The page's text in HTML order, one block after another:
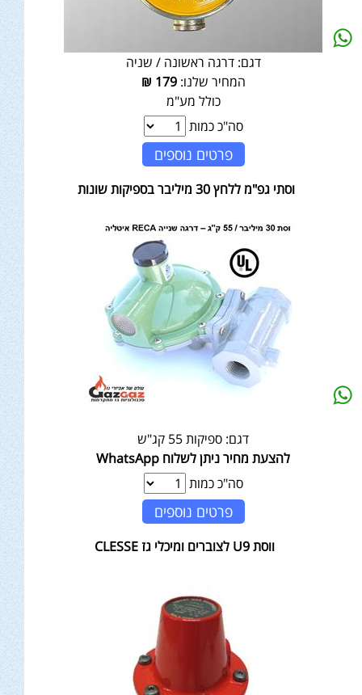
דגם: דרגה ראשונה / שניה
המחיר שלנו:179
₪
כולל מע"מ
סה"כ כמות
פרטים נוספים
וסתי גפ"מ ללחץ 30 מיליבר בספיקות שונות
דגם: ספיקות 55 קג"ש
להצעת מחיר ניתן לשלוח WhatsApp
סה"כ כמות
פרטים נוספים
ווסת U9 לצוברים ומיכלי גז CLESSE